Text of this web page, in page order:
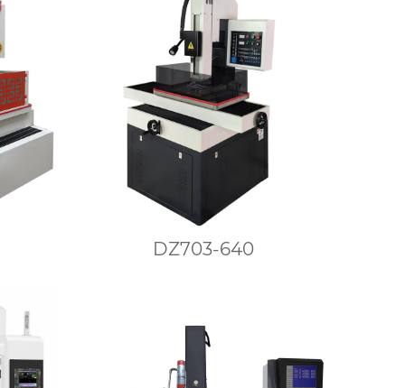
DZ703-640